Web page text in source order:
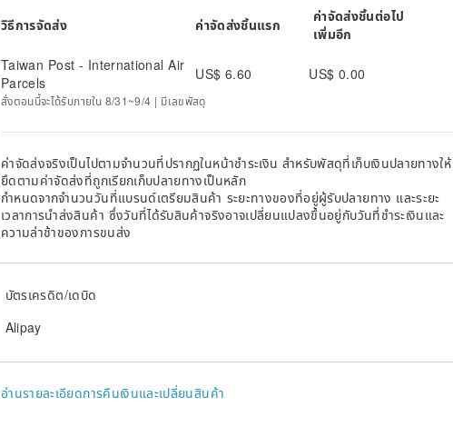
วิธีการจัดส่ง ค่าจัดส่งชิ้นแรก
ค่าจัดส่งชิ้นต่อไป
เพิ่มอีก
Taiwan Post - International Air
Parcels
US$ 6.60 US$ 0.00
สั่งตอนนี้จะได้รับภายใน 8/31~9/4 | มีเลขพัสดุ
ค่าจัดส่งจริงเป็นไปตามจำนวนที่ปรากฏในหน้าชำระเงิน สำหรับพัสดุที่เก็บเงินปลายทางให้
ยึดตามค่าจัดส่งที่ถูกเรียกเก็บปลายทางเป็นหลัก
กำหนดจากจำนวนวันที่แบรนด์เตรียมสินค้า ระยะทางของที่อยู่ผู้รับปลายทาง และระยะ
เวลาการนำส่งสินค้า ซึ่งวันที่ได้รับสินค้าจริงอาจเปลี่ยนแปลงขึ้นอยู่กับวันที่ชำระเงินและ
ความล่าช้าของการขนส่ง
บัตรเครดิต/เดบิด
Alipay
อ่านรายละเอียดการคืนเงินและเปลี่ยนสินค้า